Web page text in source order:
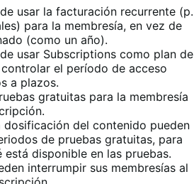
usar la facturación recurrente (p.
para la membresía, en vez de
(como un año).
usar Subscriptions como plan de
el período de acceso
a plazos.
gratuitas para la membresía
dosificación del contenido pueden
de pruebas gratuitas, para
disponible en las pruebas.
interrumpir sus membresías al